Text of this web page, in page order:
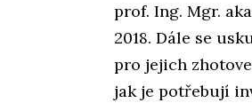
prof. Ing. Mgr.
2018. Dále se
pro jejich
jak je potřebují